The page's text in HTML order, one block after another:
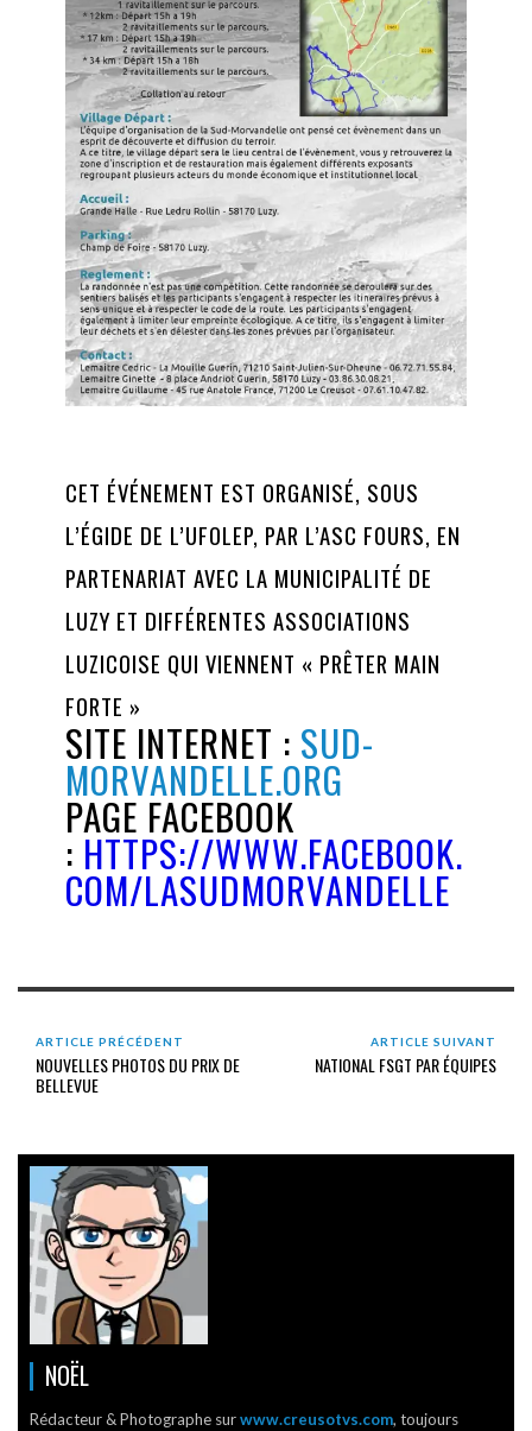
CET ÉVÉNEMENT EST ORGANISÉ, SOUS
L’ÉGIDE DE L’UFOLEP, PAR L’ASC FOURS, EN
PARTENARIAT AVEC LA MUNICIPALITÉ DE
LUZY ET DIFFÉRENTES ASSOCIATIONS
LUZICOISE QUI VIENNENT « PRÊTER MAIN
FORTE »
SITE INTERNET : SUD-
MORVANDELLE.ORG
PAGE FACEBOOK
: HTTPS://WWW.FACEBOOK.
COM/LASUDMORVANDELLE
ARTICLE PRÉCÉDENT
NOUVELLES PHOTOS DU PRIX DE
BELLEVUE
ARTICLE SUIVANT
NATIONAL FSGT PAR ÉQUIPES
NOËL
Rédacteur & Photographe surwww.creusotvs.com, toujours